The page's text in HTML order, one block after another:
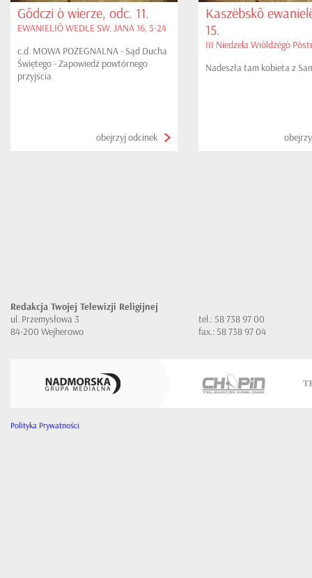
Gôdczi ò wierze, odc. 11.
EWANIELIÔ WEDLE SW. JANA 16, 5-24
c.d. MOWA POŻEGNALNA - Sąd Ducha
Świętego - Zapowiedź powtórnego
przyjścia
obejrzyj odcinek
Kaszëbskô
15.
III Niedzela Wiôldżégò
Nadeszła tam kobieta z
Redakcja Twojej Telewizji Religijnej
ul. Przemysłowa 3
84-200 Wejherowo
tel.: 58 738 97 00
fax.: 58 738 97 04
Polityka Prywatności